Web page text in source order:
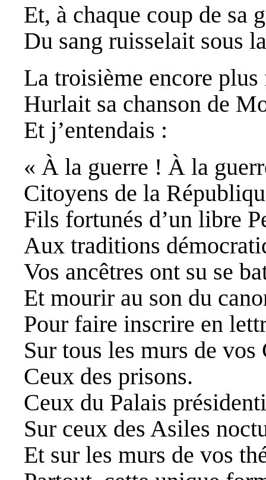
Et, à chaque coup de sa
Du sang ruisselait sous
La troisième encore
Hurlait sa chanson de
Et j’entendais :
« À la guerre ! À la
Citoyens de la
Fils fortunés d’un libre
Aux traditions
Vos ancêtres ont su se
Et mourir au son du
Pour faire inscrire en
Sur tous les murs de vos
Ceux des prisons.
Ceux du Palais
Sur ceux des Asiles
Et sur les murs de vos